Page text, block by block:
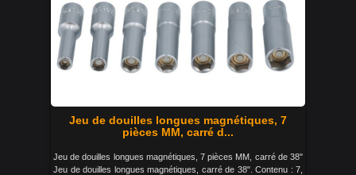
Jeu de douilles longues magnétiques, 7
pièces MM, carré d...
Jeu de douilles longues magnétiques, 7 pièces MM, carré de 38"
Jeu de douilles longues magnétiques, carré de 38". Contenu : 7,